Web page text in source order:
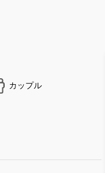
カップル